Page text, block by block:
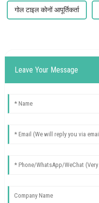
गोल टाइल कोनों आपूर्तिकर्ता
Leave Your Message